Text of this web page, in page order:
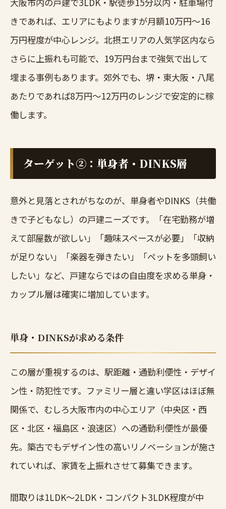
きであれば、エリアにもよりますが月額10万円〜16
万円程度が中心レンジ。北摂エリアの人気学区内なら
さらに上振れも可能で、19万円台まで強気で出して
埋まる事例もあります。郊外でも、堺・東大阪・八尾
あたりであれば8万円〜12万円のレンジで安定的に稼
働します。
ターゲット②：単身者・DINKS層
意外と見落とされがちなのが、単身者やDINKS（共働
きで子どもなし）の戸建ニーズです。「在宅勤務が増
えて部屋数が欲しい」「趣味スペースが必要」「収納
が足りない」「楽器を弾きたい」「ペットを多頭飼い
したい」など、戸建ならではの自由度を求める単身・
カップル層は確実に増加しています。
単身・DINKSが求める条件
この層が重視するのは、駅距離・通勤利便性・デザイ
ン性・防犯性です。ファミリー層と違い学区はほぼ無
関係で、むしろ大阪市内の中心エリア（中央区・西
区・北区・福島区・浪速区）への通勤利便性が最優
先。築古でもデザイン性の高いリノベーションが施さ
れていれば、家賃を上振れさせて募集できます。
間取りは1LDK〜2LDK・コンパクト3LDK程度が中